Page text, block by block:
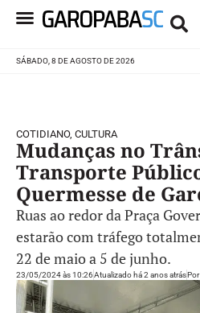
SÁBADO, 8 DE AGOSTO DE 2026
COTIDIANO, CULTURA
Mudanças no
Transporte
Quermesse de
Ruas ao redor da Praça
estarão com tráfego
22 de maio a 5 de junho.
23/05/2024 às 10:26Atualizado há 2 anos atrásPor